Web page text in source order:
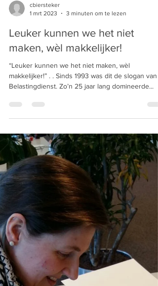
cbiersteker
1 mrt 2023
3 minuten om te lezen
Leuker kunnen we het niet
maken, wèl makkelijker!
makkelijker!” . . Sinds 1993 was dit de slogan van